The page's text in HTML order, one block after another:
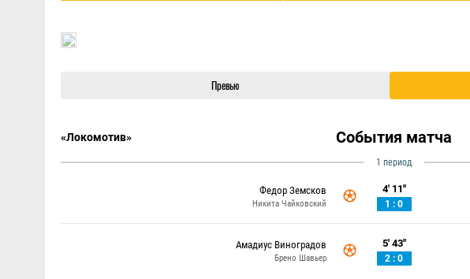
Превью
«Локомотив» События матча
1 период
Федор Земсков
Никита Чайковский
4' 11''
1 : 0
Амадиус Виноградов
Брено Шавьер
5' 43''
2 : 0